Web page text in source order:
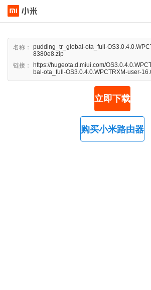
名称：
pudding_tr_global-ota_full-
8380e8.zip
链接：
https://hugeota.d.miui.com/
bal-ota_full-OS3.0.4.0.WPCTRXM-user-
立即下载
购买小米路由器